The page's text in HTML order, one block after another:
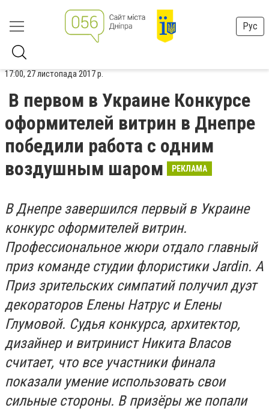
Рус
17:00, 27 листопада 2017 р.
В первом в Украине Конкурсе
оформителей витрин в Днепре
победили работа с одним
воздушным шаром
РЕКЛАМА
В Днепре завершился первый в Украине
конкурс оформителей витрин.
Профессиональное жюри отдало главный
приз команде студии флористики Jardin. А
Приз зрительских симпатий получил дуэт
декораторов Елены Натрус и Елены
Глумовой. Судья конкурса, архитектор,
дизайнер и витринист Никита Власов
считает, что все участники финала
показали умение использовать свои
сильные стороны. В призёры же попали